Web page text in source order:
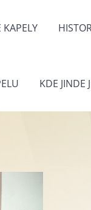
KAPELY
KDE JINDE